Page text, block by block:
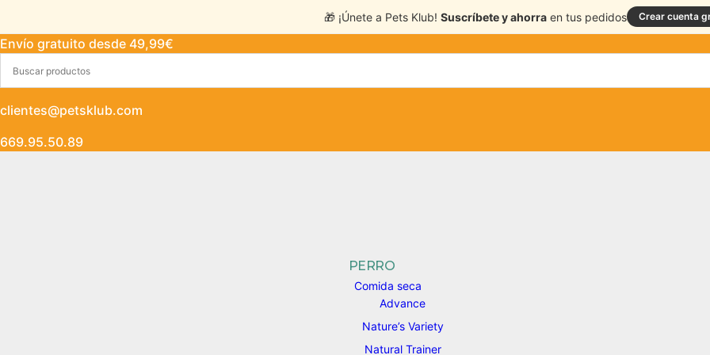
🎁 ¡Únete a Pets Klub! Suscríbete y ahorra en tus pedidos Crear cuenta
Envío gratuito desde 49,99€
clientes@petsklub.com
669.95.50.89
PERRO
Comida seca
Advance
Nature’s Variety
Natural Trainer